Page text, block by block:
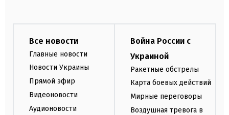
Все новости
Главные новости
Новости Украины
Прямой эфир
Видеоновости
Аудионовости
Война России с
Украиной
Ракетные обстрелы
Карта боевых действий
Мирные переговоры
Воздушная тревога в